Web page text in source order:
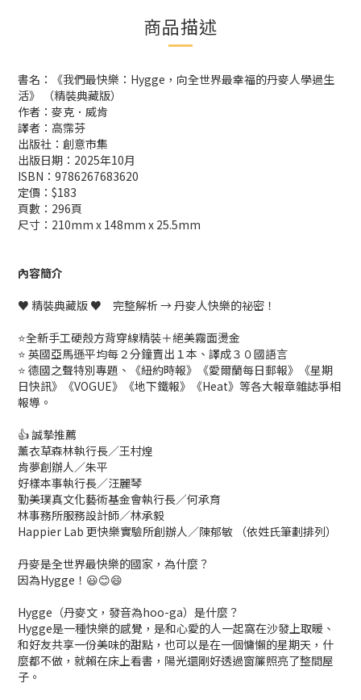
商品描述
書名：《我們最快樂：Hygge，向全世界最幸福的丹麥人學過生
活》 （精裝典藏版）
作者：麥克．威肯
譯者：高霈芬
出版社：創意市集
出版日期：2025年10月
ISBN：9786267683620
定價：$183
頁數：296頁
尺寸：210mm x 148mm x 25.5mm
內容簡介
♥ 精裝典藏版 ♥ 完整解析 → 丹麥人快樂的祕密！
⭐全新手工硬殼方背穿線精裝＋絕美霧面燙金
⭐ 英國亞馬遜平均每２分鐘賣出１本、譯成３０國語言
⭐ 德國之聲特別專題、《紐約時報》《愛爾蘭每日郵報》《星期
日快訊》《VOGUE》《地下鐵報》《Heat》等各大報章雜誌爭相
報導。
👍 誠摯推薦
薰衣草森林執行長／王村煌
肯夢創辦人／朱平
好樣本事執行長／汪麗琴
勤美璞真文化藝術基金會執行長／何承育
林事務所服務設計師／林承毅
Happier Lab 更快樂實驗所創辦人／陳郁敏 （依姓氏筆劃排列）
丹麥是全世界最快樂的國家，為什麼？
因為Hygge！😃😊😄
Hygge（丹麥文，發音為hoo-ga）是什麼？
Hygge是一種快樂的感覺，是和心愛的人一起窩在沙發上取暖、
和好友共享一份美味的甜點，也可以是在一個慵懶的星期天，什
麼都不做，就賴在床上看書，陽光還剛好透過窗簾照亮了整間屋
子。